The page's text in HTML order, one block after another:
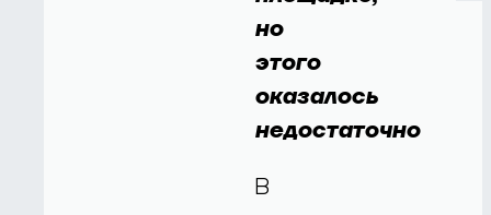
но
этого
оказалось
недостаточно
В